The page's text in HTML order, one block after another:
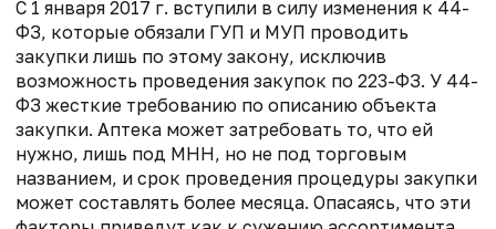
С 1 января 2017 г. вступили в силу изменения к 44-
ФЗ, которые обязали ГУП и МУП проводить
закупки лишь по этому закону, исключив
возможность проведения закупок по 223-ФЗ. У 44-
ФЗ жесткие требованию по описанию объекта
закупки. Аптека может затребовать то, что ей
нужно, лишь под МНН, но не под торговым
названием, и срок проведения процедуры закупки
может составлять более месяца. Опасаясь, что эти